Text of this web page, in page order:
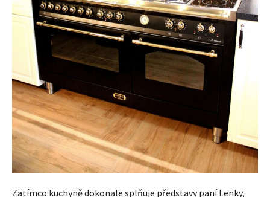
Zatímco kuchyně dokonale splňuje představy paní Lenky,